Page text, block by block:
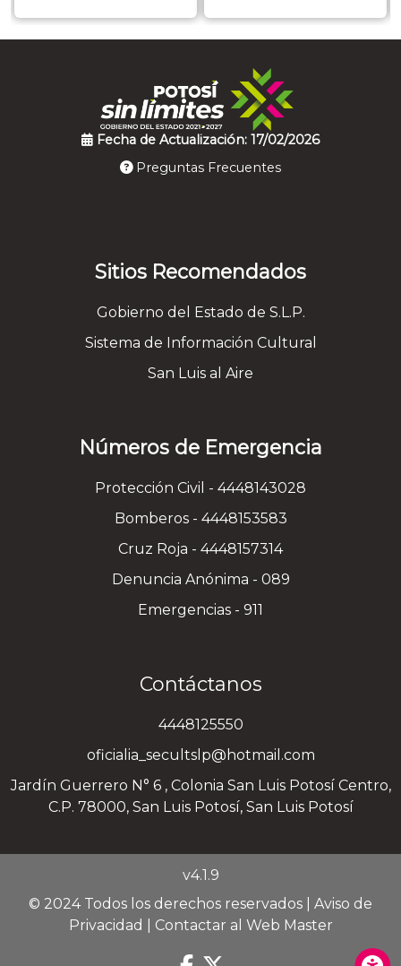
Fecha de Actualización: 17/02/2026
Preguntas Frecuentes
Sitios Recomendados
Gobierno del Estado de S.L.P.
Sistema de Información Cultural
San Luis al Aire
Números de Emergencia
Protección Civil - 4448143028
Bomberos - 4448153583
Cruz Roja - 4448157314
Denuncia Anónima - 089
Emergencias - 911
Contáctanos
4448125550
oficialia_secultslp@hotmail.com
Jardín Guerrero N° 6 , Colonia San Luis Potosí Centro,
C.P. 78000, San Luis Potosí, San Luis Potosí
v4.1.9
© 2024 Todos los derechos reservados | Aviso de
Privacidad
Contactar al Web Master